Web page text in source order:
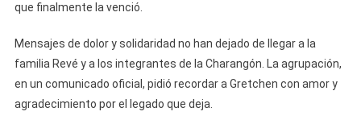
que finalmente la venció.
Mensajes de dolor y solidaridad no han dejado de llegar a la
familia Revé y a los integrantes de la Charangón. La agrupación,
en un comunicado oficial, pidió recordar a Gretchen con amor y
agradecimiento por el legado que deja.